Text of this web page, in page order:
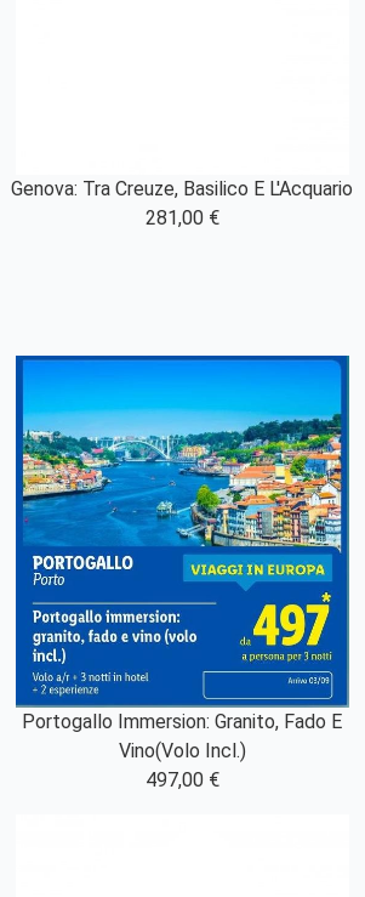
Portogallo Immersion: Granito, Fado E
Vino(Volo Incl.)
497,00 €